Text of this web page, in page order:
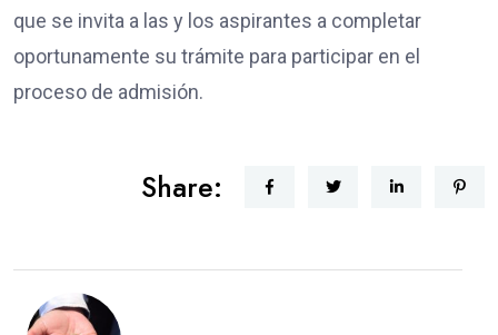
que se invita a las y los aspirantes a completar
oportunamente su trámite para participar en el
proceso de admisión.
Share: